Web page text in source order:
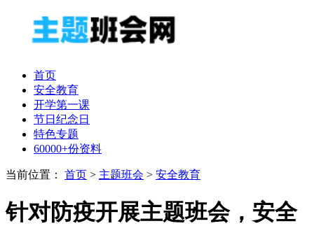
首页
安全教育
开学第一课
节日纪念日
特色专题
60000+份资料
当前位置： 首页 > 主题班会 > 安全教育
针对防疫开展主题班会，安全